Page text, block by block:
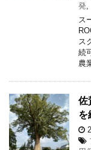
発
ス
ス
続
農
佐
を